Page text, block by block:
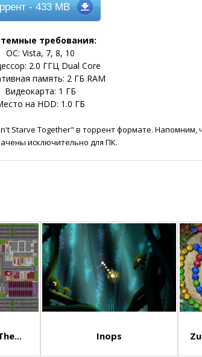
- 433 MB
требования:
ОС: Vista, 7, 8, 10
2.0 ГГЦ Dual Core
память: 2 ГБ RAM
Видеокарта: 1 ГБ
на HDD: 1.0 ГБ
Starve Together" в торрент формате. Напомним,
исключительно для ПК.
Inops